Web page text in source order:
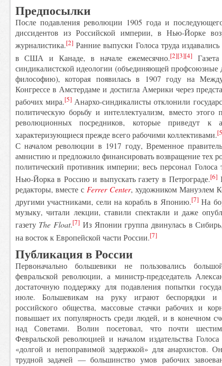
Предпосылки
После подавления революции 1905 года и
диссидентов из Российской империи, в Нью-Йорке
журналистика.[2]Ранние выпуски Голоса труда
в США и Канаде, в начале ежемесячно.[2][3][4]Газета
синдикалистской идеологии (объединяющей
философию), которая появилась в 1907 году на
Конгрессе в Амстердаме и достигла Америки через
рабочих мира.[5]Анархо-синдикалисты отклонили
политическую борьбу и интеллектуализм, вместо этого
революционных посредников, которые приведут к
характеризующиеся прежде всего рабочими коллективами.
С началом революции в 1917 году, Временное
амнистию и предложило финансировать возвращение тех
политический противник империи; весь персонал Голоса
Нью-Йорка в Россию и выпускать газету в Петрограде.[6]
редакторы, вместе с Ferrer Center, художником Мануэлем
другими участниками, сели на корабль в Японию.[7]На
музыку, читали лекции, ставили спектакли и даже
газету The Float.[7] Из Японии группа двинулась в
на восток к Европейской части России.[7]
Публикация в России
Первоначально большевики не пользовались
февральской революции, а министр-председатель
достаточную поддержку для подавления попытки
июле. Большевикам на руку играют беспорядки и
российского общества, массовые стачки рабочих и
повышает их популярность среди людей, и в конечном
над Советами. Волин посетовал, что почти
Февральской революцией и началом издательства
«долгой и непоправимой задержкой» для анархистов.
трудной задачей — большинство умов рабочих